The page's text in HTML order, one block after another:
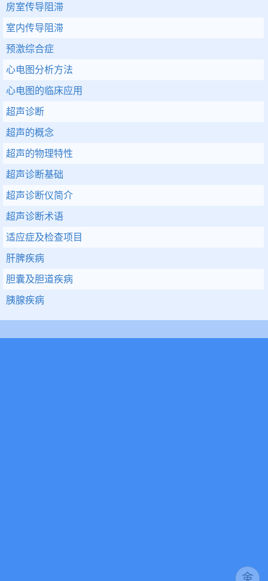
房室传导阻滞
室内传导阻滞
预激综合症
心电图分析方法
心电图的临床应用
超声诊断
超声的概念
超声的物理特性
超声诊断基础
超声诊断仪简介
超声诊断术语
适应症及检查项目
肝脾疾病
胆囊及胆道疾病
胰腺疾病